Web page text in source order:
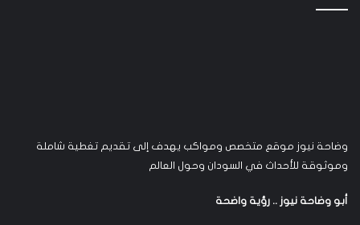
وضاحة نيوز موقع متخصص ومواكب يهدف إلى تقديم تغطية شاملة
وموثوقة للأحداث في السودان وحول العالم
أبو وضاحة نيوز .. رؤية واضحة